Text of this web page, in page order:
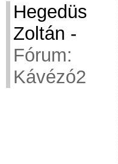
Hegedüs
Zoltán -
Fórum:
Kávézó2